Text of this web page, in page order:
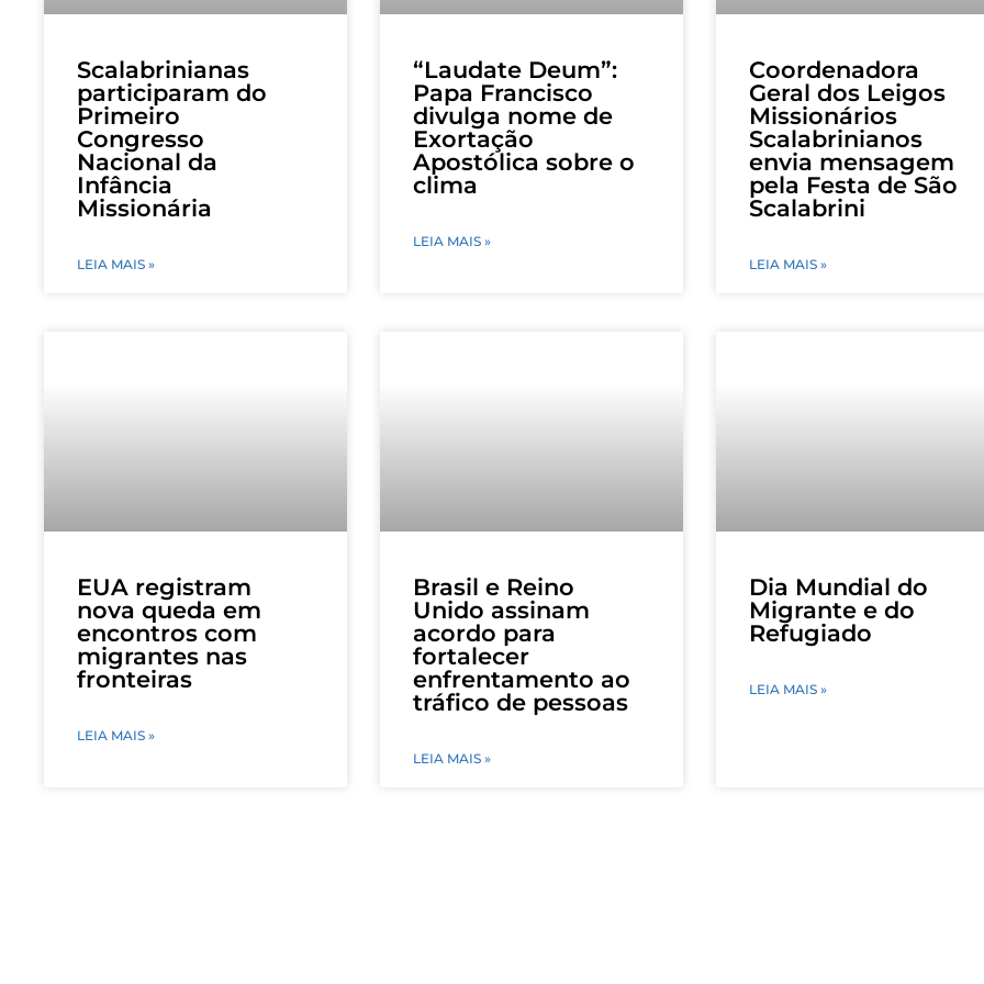
Scalabrinianas
participaram do
Primeiro
Congresso
Nacional da
Infância
Missionária
LEIA MAIS »
“Laudate Deum”:
Papa Francisco
divulga nome de
Exortação
Apostólica sobre o
clima
LEIA MAIS »
Coordenadora
Geral dos Leigos
Missionários
Scalabrinianos
envia mensagem
pela Festa de São
Scalabrini
LEIA MAIS »
EUA registram
nova queda em
encontros com
migrantes nas
fronteiras
LEIA MAIS »
Brasil e Reino
Unido assinam
acordo para
fortalecer
enfrentamento ao
tráfico de pessoas
LEIA MAIS »
Dia Mundial do
Migrante e do
Refugiado
LEIA MAIS »